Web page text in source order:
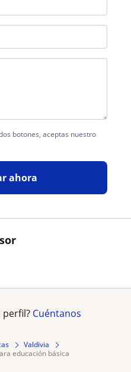
botones, aceptas nuestro
ahora
perfil? Cuéntanos
Valdivia
educación básica